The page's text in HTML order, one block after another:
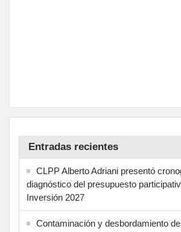
Entradas recientes
CLPP Alberto Adriani presentó
diagnóstico del presupuesto
Inversión 2027
Contaminación y desbordamiento